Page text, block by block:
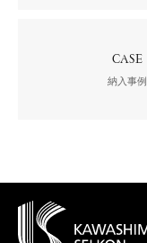
CASE
納入事例